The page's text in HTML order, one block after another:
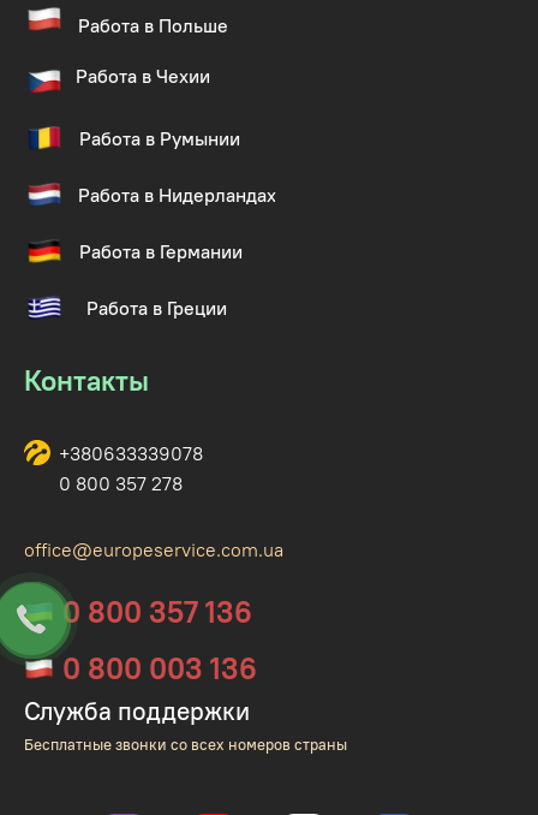
Контакты
Работа в Польше
Работа в Чехии
Работа в Румынии
Работа в Нидерландах
Работа в Германии
Работа в Греции
+380633339078
office@europeservice.com.ua
0 800 357 136
0 800 003 136
Служба поддержки
Бесплатные звонки со всех номеров страны
0 800 357 278